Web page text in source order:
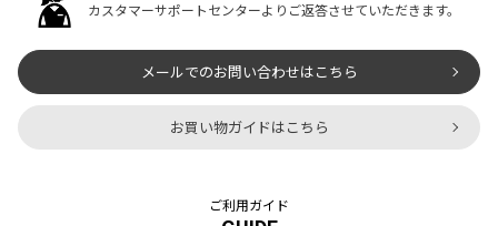
カスタマーサポートセンターよりご返答させていただきます。
メールでのお問い合わせはこちら
お買い物ガイドはこちら
ご利用ガイド